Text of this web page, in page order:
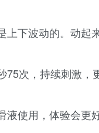
上下波动的。动起
75次，持续刺激，
液使用，体验会更好